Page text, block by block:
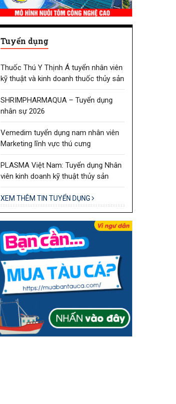
Tuyển dụng
Thuốc Thú Y Thịnh Á tuyển nhân viên
kỹ thuật và kinh doanh thuốc thủy sản
SHRIMPHARMAQUA – Tuyển dụng
nhân sự 2026
Vemedim tuyển dụng nam nhân viên
Marketing lĩnh vực thú cưng
PLASMA Việt Nam: Tuyển dụng Nhân
viên kinh doanh kỹ thuật thủy sản
XEM THÊM TIN TUYỂN DỤNG